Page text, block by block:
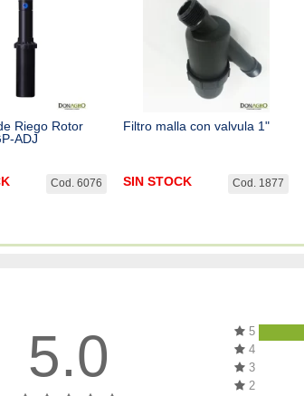
Riego Rotor
ADJ
Cod. 6076
Filtro malla con valvula 1"
Cod. 1877
SIN STOCK
5.0
5
4
3
2